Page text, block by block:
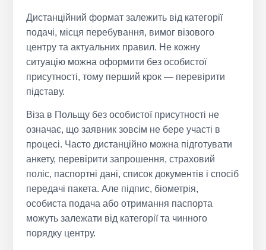
Дистанційний формат залежить від категорії
подачі, місця перебування, вимог візового
центру та актуальних правил. Не кожну
ситуацію можна оформити без особистої
присутності, тому перший крок — перевірити
підставу.
Віза в Польщу без особистої присутності не
означає, що заявник зовсім не бере участі в
процесі. Часто дистанційно можна підготувати
анкету, перевірити запрошення, страховий
поліс, паспортні дані, список документів і спосіб
передачі пакета. Але підпис, біометрія,
особиста подача або отримання паспорта
можуть залежати від категорії та чинного
порядку центру.